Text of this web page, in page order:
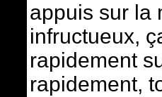
appuis sur la
infructueux,
rapidement
rapidement,